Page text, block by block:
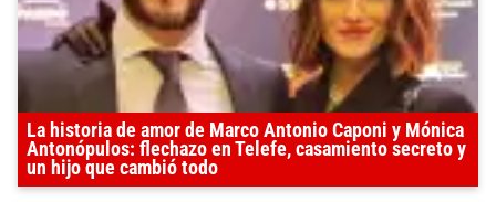
La historia de amor de Marco Antonio Caponi y Mónica
Antonópulos: flechazo en Telefe, casamiento secreto y
un hijo que cambió todo